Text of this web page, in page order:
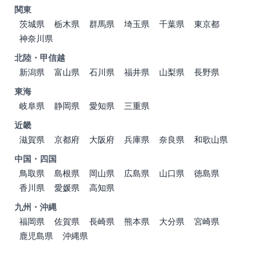
関東
茨城県
栃木県 群馬県 埼玉県 千葉県
東京都
神奈川県
北陸・甲信越
新潟県
富山県 石川県 福井県 山梨県
長野県
東海
岐阜県
静岡県 愛知県
三重県
近畿
滋賀県
京都府 大阪府 兵庫県 奈良県
和歌山県
中国・四国
鳥取県
島根県 岡山県 広島県 山口県
徳島県
香川県
愛媛県
高知県
九州・沖縄
福岡県
佐賀県 長崎県 熊本県 大分県
宮崎県
鹿児島県
沖縄県